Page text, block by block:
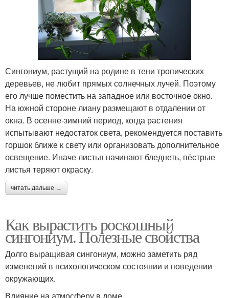
Сингониум, растущий на родине в тени тропических
деревьев, не любит прямых солнечных лучей. Поэтому
его лучше поместить на западное или восточное окно.
На южной стороне лиану размещают в отдалении от
окна. В осенне-зимний период, когда растения
испытывают недостаток света, рекомендуется поставить
горшок ближе к свету или организовать дополнительное
освещение. Иначе листья начинают бледнеть, пёстрые
листья теряют окраску.
читать дальше →
Как вырастить роскошный
сингониум. Полезные свойства
Долго выращивая сингониум, можно заметить ряд
изменений в психологическом состоянии и поведении
окружающих.